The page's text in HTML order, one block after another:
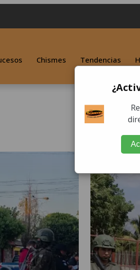
Chismes Tendencias